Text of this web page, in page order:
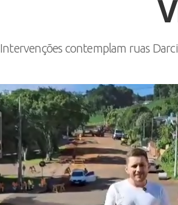
Intervenções contemplam ruas